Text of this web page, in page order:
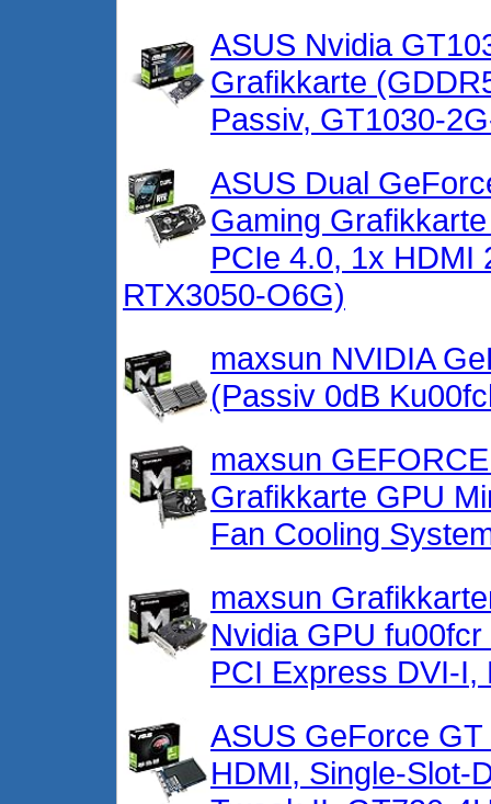
ASUS Nvidia
Grafikkarte
Passiv, GT1030-
ASUS Dual
Gaming
PCIe 4.0, 1x HDMI
RTX3050-O6G)
maxsun NVIDIA
(Passiv 0dB
maxsun
Grafikkarte GPU
Fan Cooling
maxsun
Nvidia GPU
PCI Express DVI-I,
ASUS GeForce
HDMI, Single-Slot-